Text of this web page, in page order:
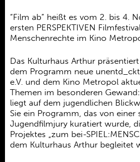
Kooperationen
Förderer
“Film ab” heißt es vom 2. bis 4.
ersten PERSPEKTIVEN
Menschenrechte im Kino
Das Kulturhaus Arthur
dem Programm neue
e.V. und dem Kino Metropol
Themen im besonderen
liegt auf dem jugendlichen
Sie ein Programm, das von einer
Jugendfilmjury kuratiert wurde,
Projektes „zum bei-
dem Kulturhaus Arthur begleitet